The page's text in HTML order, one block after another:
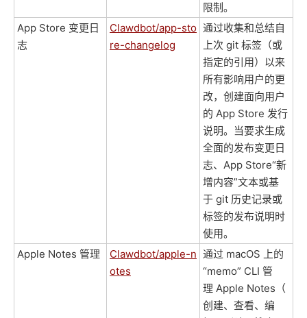
限制。
App Store 变更日
志
Clawdbot/app-sto
re-changelog
通过收集和总结自
上次 git 标签（或
指定的引用）以来
所有影响用户的更
改，创建面向用户
的 App Store 发行
说明。当要求生成
全面的发布变更日
志、App Store“新
增内容”文本或基
于 git 历史记录或
标签的发布说明时
使用。
Apple Notes 管理
Clawdbot/apple-n
otes
通过 macOS 上的
“memo” CLI 管
理 Apple Notes（
创建、查看、编